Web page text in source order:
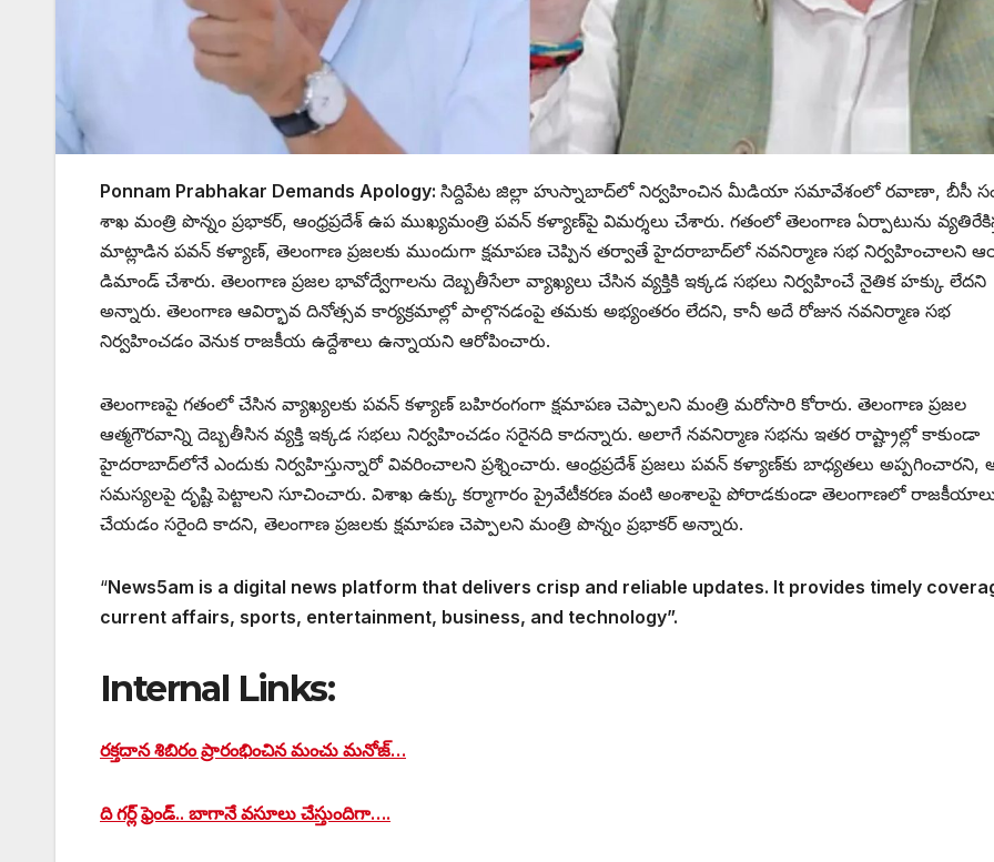
Ponnam Prabhakar Demands Apology: సిద్దిపేట జిల్లా హుస్నాబాద్‌లో నిర్వహించిన మీడియా సమావేశంలో రవాణా, బీసీ
శాఖ మంత్రి పొన్నం ప్రభాకర్, ఆంధ్రప్రదేశ్ ఉప ముఖ్యమంత్రి పవన్ కళ్యాణ్‌పై విమర్శలు చేశారు. గతంలో తెలంగాణ ఏర్పాటును
మాట్లాడిన పవన్ కళ్యాణ్, తెలంగాణ ప్రజలకు ముందుగా క్షమాపణ చెప్పిన తర్వాతే హైదరాబాద్‌లో నవనిర్మాణ సభ నిర్వహించాలని
డిమాండ్ చేశారు. తెలంగాణ ప్రజల భావోద్వేగాలను దెబ్బతీసేలా వ్యాఖ్యలు చేసిన వ్యక్తికి ఇక్కడ సభలు నిర్వహించే నైతిక హక్కు లేదని
అన్నారు. తెలంగాణ ఆవిర్భావ దినోత్సవ కార్యక్రమాల్లో పాల్గొనడంపై తమకు అభ్యంతరం లేదని, కానీ అదే రోజున నవనిర్మాణ సభ
నిర్వహించడం వెనుక రాజకీయ ఉద్దేశాలు ఉన్నాయని ఆరోపించారు.
తెలంగాణపై గతంలో చేసిన వ్యాఖ్యలకు పవన్ కళ్యాణ్ బహిరంగంగా క్షమాపణ చెప్పాలని మంత్రి మరోసారి కోరారు. తెలంగాణ ప్రజల
ఆత్మగౌరవాన్ని దెబ్బతీసిన వ్యక్తి ఇక్కడ సభలు నిర్వహించడం సరైనది కాదన్నారు. అలాగే నవనిర్మాణ సభను ఇతర రాష్ట్రాల్లో కాకుండా
హైదరాబాద్‌లోనే ఎందుకు నిర్వహిస్తున్నారో వివరించాలని ప్రశ్నించారు. ఆంధ్రప్రదేశ్ ప్రజలు పవన్ కళ్యాణ్‌కు బాధ్యతలు అప్పగించారని,
సమస్యలపై దృష్టి పెట్టాలని సూచించారు. విశాఖ ఉక్కు కర్మాగారం ప్రైవేటీకరణ వంటి అంశాలపై పోరాడకుండా తెలంగాణలో
చేయడం సరైంది కాదని, తెలంగాణ ప్రజలకు క్షమాపణ చెప్పాలని మంత్రి పొన్నం ప్రభాకర్ అన్నారు.
“News5am is a digital news platform that delivers crisp and reliable updates. It provides timely
current affairs, sports, entertainment, business, and technology”.
Internal Links:
రక్తదాన శిబిరం ప్రారంభించిన మంచు మనోజ్…
ది గర్ల్ ఫ్రెండ్.. బాగానే వసూలు చేస్తుందిగా….